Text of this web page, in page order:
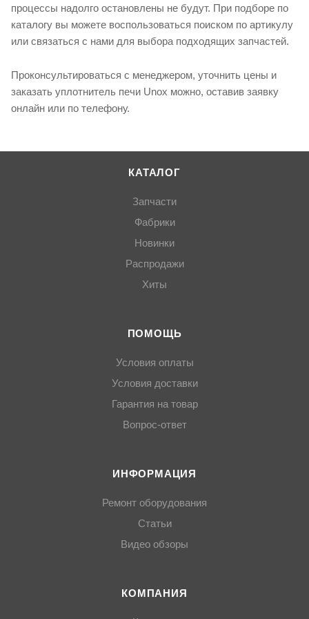
процессы надолго остановлены не будут. При подборе по
каталогу вы можете воспользоваться поиском по артикулу
или связаться с нами для выбора подходящих запчастей.
Проконсультироваться с менеджером, уточнить цены и
заказать уплотнитель печи Unox можно, оставив заявку
онлайн или по телефону.
КАТАЛОГ
Запчасти
Фабрики
Новинки
Распродажи
Хиты
ПОМОЩЬ
Условия оплаты
Условия доставки
Гарантия на товар
Вопрос-ответ
ИНФОРМАЦИЯ
Ремонт оборудования
Статьи
Видео обзоры
КОМПАНИЯ